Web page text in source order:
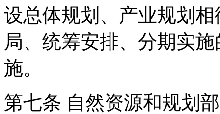
设总体规划、产业规划
局、统筹安排、分期实
施。
第七条 自然资源和规划